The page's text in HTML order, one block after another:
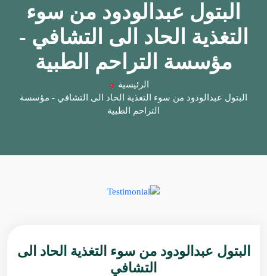
البتول عبدالودود من سوء
التغذية الحاد الى التشافي -
مؤسسة التراحم الطبية
الرئيسية
البتول عبدالودود من سوء التغذية الحاد الى التشافي - مؤسسة
التراحم الطبية
البتول عبدالودود من سوء التغذية الحاد الى
التشافي